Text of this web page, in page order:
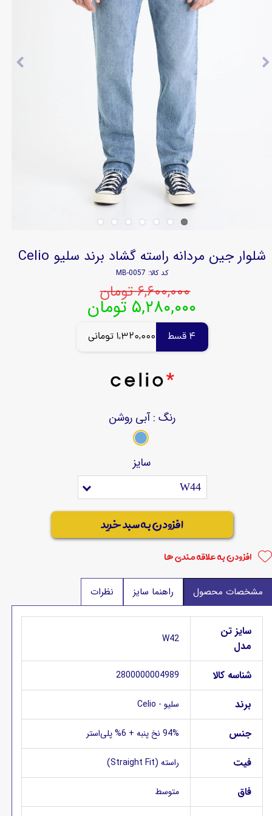
شلوار جین مردانه راسته گشاد برند سلیو Celio
کد کالا: MB-0057
۶,۶۰۰,۰۰۰ تومان
۵,۲۸۰,۰۰۰ تومان
4 قسط 1,320,000 تومانی
رنگ : آبی روشن
سایز
W44
افزودن به سبد خرید
افزودن به علاقه مندی ها
مشخصات محصول راهنما سایز نظرات
سایز تن
مدل
W42
شناسه کالا 2800000004989
برند سلیو - Celio
جنس 94% نخ پنبه + 6% پلی‌استر
فیت راسته (Straight Fit)
فاق متوسط